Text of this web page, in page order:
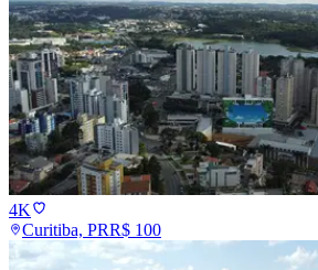
4K
Curitiba, PRR$ 100